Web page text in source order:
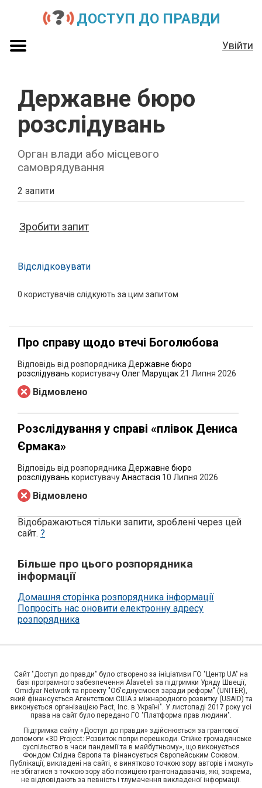
ДОСТУП ДО ПРАВДИ
Увійти
Державне бюро
розслідувань
Орган влади або місцевого
самоврядування
2 запити
Зробити запит
Відслідковувати
0 користувачів слідкують за цим запитом
Про справу щодо втечі Боголюбова
Відповідь від розпорядника Державне бюро
розслідувань користувачуОлег Марущак 21 Липня 2026
Відмовлено
Розслідування у справі «плівок Дениса
Єрмака»
Відповідь від розпорядника Державне бюро
розслідувань користувачуАнастасія 10 Липня 2026
Відмовлено
Відображаються тільки запити, зроблені через цей
сайт. ?
Більше про цього розпорядника
інформації
Домашня сторінка розпорядника інформації
Попросіть нас оновити електронну адресу
розпорядника
Сайт "Доступ до правди" було створено за ініціативи ГО "Центр UA" на
базі програмного забезпечення Alaveteli за підтримки Уряду Швеції,
Omidyar Network та проекту "Об'єднуємося заради реформ" (UNITER),
який фінансується Агентством США з міжнародного розвитку (USAID) та
виконується організацією Pact, Inc. в Україні". У листопаді 2017 року усі
права на сайт було передано ГО "Платформа прав людини".
Підтримка сайту «Доступ до правди» здійснюється за грантової
допомоги «3D Project: Розвиток попри перешкоди. Стійке громадянське
суспільство в часи пандемії та в майбутньому», що виконується
Фондом Східна Європа та фінансується Європейським Союзом.
Публікації, викладені на сайті, є винятково точкою зору авторів і можуть
не збігатися з точкою зору або позицією грантонадавачів, які, зокрема,
не відповідають за певність і тлумачення викладеної інформації.